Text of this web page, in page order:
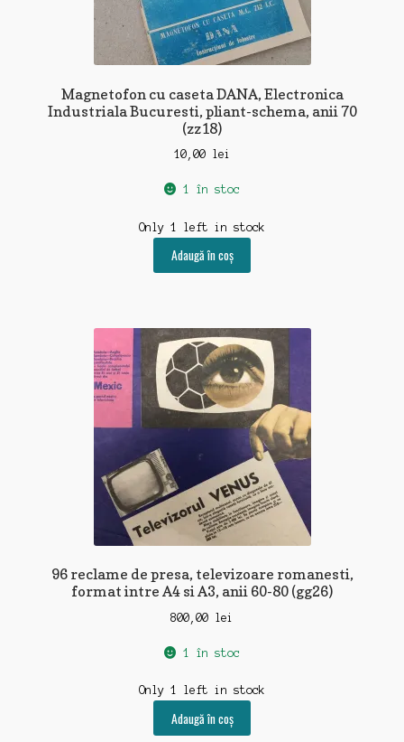
Magnetofon cu caseta DANA, Electronica
Industriala Bucuresti, pliant-schema, anii 70
(zz18)
10,00 lei
1 în stoc
Only 1 left in stock
Adaugă în coș
96 reclame de presa, televizoare romanesti,
format intre A4 si A3, anii 60-80 (gg26)
800,00 lei
1 în stoc
Only 1 left in stock
Adaugă în coș